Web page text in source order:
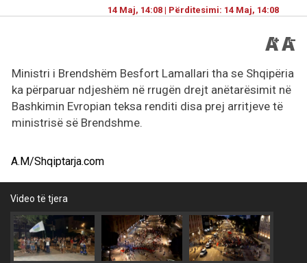
14 Maj, 14:08 | Përditesimi: 14 Maj, 14:08
Ministri i Brendshëm Besfort Lamallari tha se Shqipëria
ka përparuar ndjeshëm në rrugën drejt anëtarësimit në
Bashkimin Evropian teksa renditi disa prej arritjeve të
ministrisë së Brendshme.
A.M/Shqiptarja.com
Video të tjera